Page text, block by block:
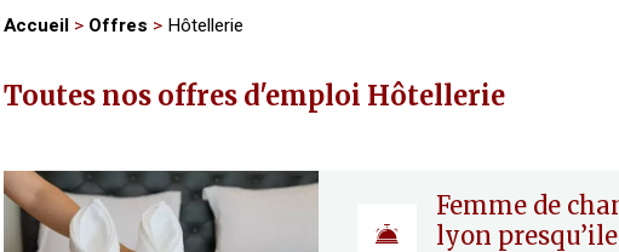
Accueil > Offres > Hôtellerie
Toutes nos offres d'emploi Hôtellerie
femme de chambre ou valet –
lyon presqu’ile